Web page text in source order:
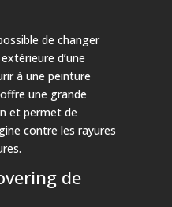
de changer
d’une
à une peinture
une grande
et permet de
contre les rayures
de